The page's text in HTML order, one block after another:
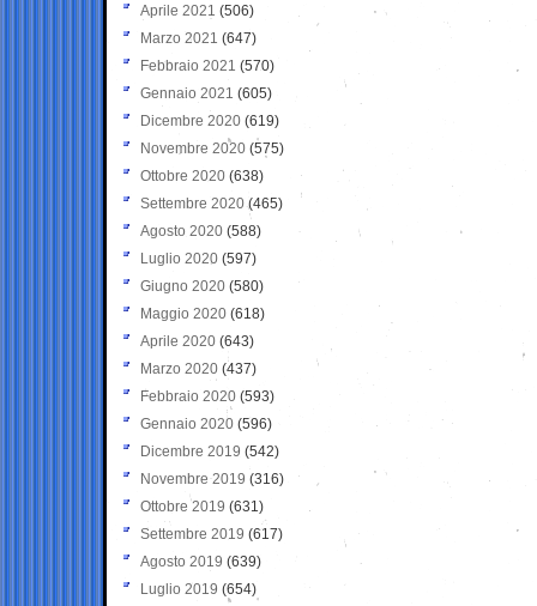
Aprile 2021 (506)
Marzo 2021 (647)
Febbraio 2021 (570)
Gennaio 2021 (605)
Dicembre 2020 (619)
Novembre 2020 (575)
Ottobre 2020 (638)
Settembre 2020(465)
Agosto 2020 (588)
Luglio 2020 (597)
Giugno 2020 (580)
Maggio 2020 (618)
Aprile 2020 (643)
Marzo 2020 (437)
Febbraio 2020 (593)
Gennaio 2020 (596)
Dicembre 2019 (542)
Novembre 2019 (316)
Ottobre 2019 (631)
Settembre 2019 (617)
Agosto 2019 (639)
Luglio 2019 (654)